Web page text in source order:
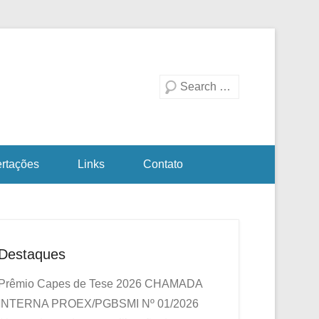
Investigativa
Pesquisa
Links Contato
Prêmio Capes de Tese 2026 CHAMADA
INTERNA PROEX/PGBSMI Nº 01/2026